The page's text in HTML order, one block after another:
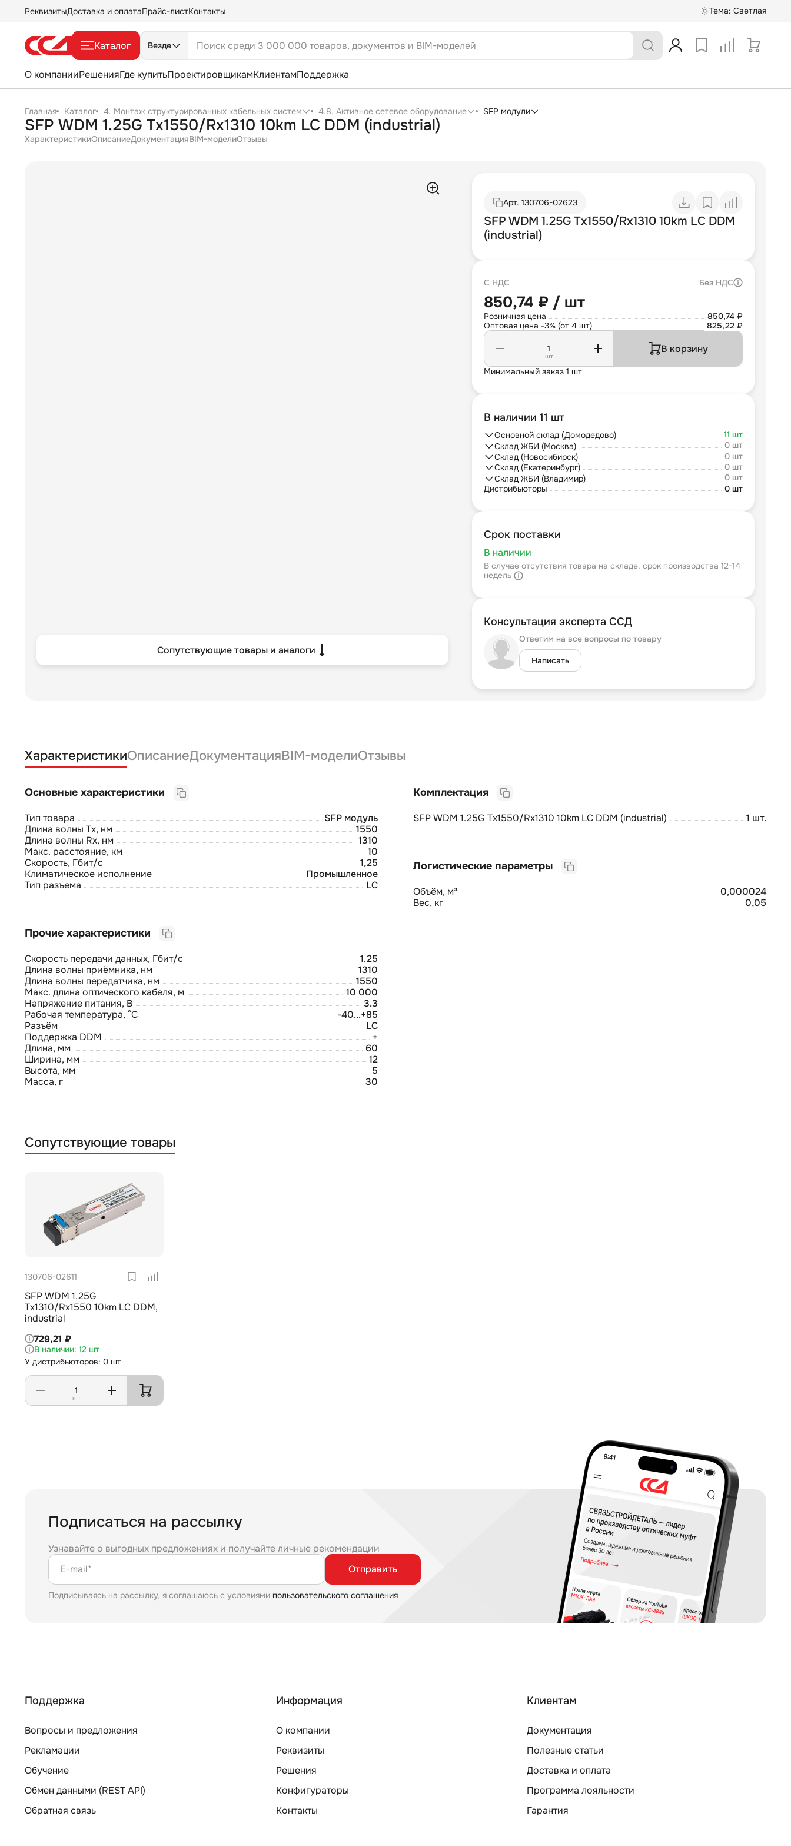
РеквизитыДоставка и оплатаПрайс-листКонтакты Тема: Светлая
Каталог Везде
О компанииРешенияГде купитьПроектировщикамКлиентамПоддержка
Главная Каталог 4. Монтаж структурированных кабельных систем 4.8. Активное сетевое оборудование SFP модули
SFP WDM 1.25G Tx1550/Rx1310 10km LC DDM (industrial)
ХарактеристикиОписаниеДокументацияBIM-моделиОтзывы
Сопутствующие товары и аналоги
Арт. 130706-02623
SFP WDM 1.25G Tx1550/Rx1310 10km LC DDM
(industrial)
С НДС Без НДС
850,74 ₽ / шт
Розничная цена
850,74 ₽
Оптовая цена -3% (от 4 шт)
825,22 ₽
шт
В корзину
Минимальный заказ 1 шт
В наличии 11 шт
Основной склад (Домодедово)
11 шт
Склад ЖБИ (Москва)
0 шт
Склад (Новосибирск)
0 шт
Склад (Екатеринбург)
0 шт
Склад ЖБИ (Владимир)
0 шт
Дистрибьюторы
0 шт
Срок поставки
В наличии
В случае отсутствия товара на складе, срок производства 12-14
недель
Консультация эксперта ССД
Ответим на все вопросы по товару
Написать
ХарактеристикиОписаниеДокументацияBIM-моделиОтзывы
Тип товара
SFP модуль
Длина волны Tx, нм
1550
Длина волны Rx, нм
1310
Макс. расстояние, км
10
Скорость, Гбит/с
1,25
Климатическое исполнение
Промышленное
Тип разъема
LC
Скорость передачи данных, Гбит/с
1.25
Длина волны приёмника, нм
1310
Длина волны передатчика, нм
1550
Макс. длина оптического кабеля, м
10 000
Напряжение питания, В
3.3
Рабочая температура, °C
-40...+85
Разъём
LC
Поддержка DDM
+
Длина, мм
60
Ширина, мм
12
Высота, мм
5
Масса, г
30
SFP WDM 1.25G Tx1550/Rx1310 10km LC DDM (industrial) 1 шт.
Объём, м³
0,000024
Вес, кг
0,05
Сопутствующие товары
130706-02611
SFP WDM 1.25G
Tx1310/Rx1550 10km LC DDM,
industrial
729,21 ₽
12 шт
У дистрибьюторов: 0 шт
шт
Подписаться на рассылку
Узнавайте о выгодных предложениях и получайте личные рекомендации
E-mail*
Отправить
Подписываясь на рассылку, я соглашаюсь с условиями пользовательского соглашения
Поддержка
Вопросы и предложения
Рекламации
Обучение
Обмен данными (REST API)
Обратная связь
Информация
О компании
Реквизиты
Решения
Конфигураторы
Контакты
Клиентам
Документация
Полезные статьи
Доставка и оплата
Программа лояльности
Гарантия